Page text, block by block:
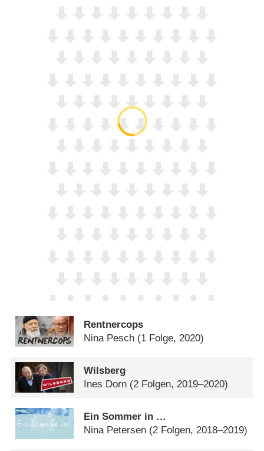
Rentnercops
Nina Pesch (1 Folge, 2020)
Wilsberg
Ines Dorn (2 Folgen, 2019–2020)
Ein Sommer in …
Nina Petersen (2 Folgen, 2018–2019)